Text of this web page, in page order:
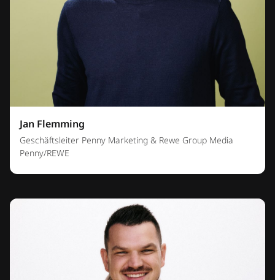
Jan Flemming
Geschäftsleiter Penny Marketing & Rewe Group Media
Penny/REWE